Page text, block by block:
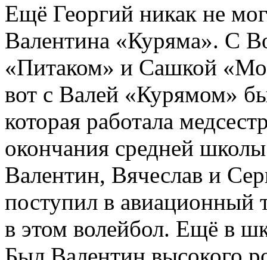
Ещё Георгий никак не
Валентина «Куряма». С
«Питаком» и Сашкой
вот с Валей «Курямом»
которая работала
окончания средней
Валентин, Вячеслав и
поступил в авиационный
в этом волейбол. Ещё в